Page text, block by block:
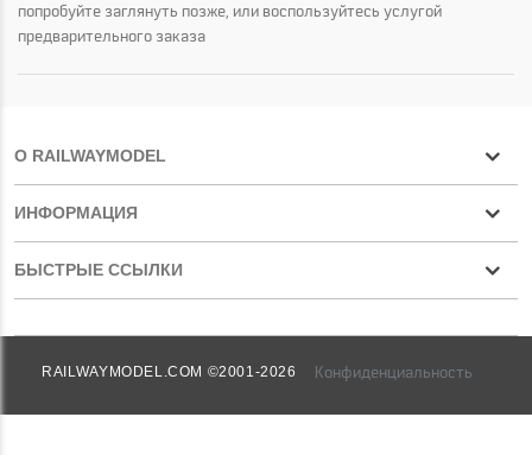
попробуйте заглянуть позже, или воспользуйтесь услугой
предварительного заказа
О RAILWAYMODEL
ИНФОРМАЦИЯ
БЫСТРЫЕ ССЫЛКИ
RAILWAYMODEL.COM ©2001-2026 Конфиденциальность